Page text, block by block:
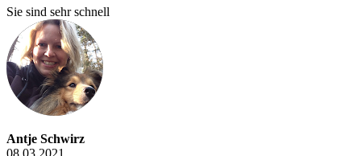
Sie sind sehr schnell
Antje Schwirz
08.03.2021